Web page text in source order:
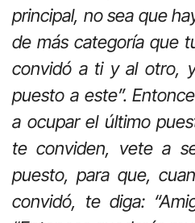
principal, no sea que
de más categoría que
convidó a ti y al otro,
puesto a este”.
a ocupar el último
te conviden, vete a
puesto, para que,
convidó, te diga: